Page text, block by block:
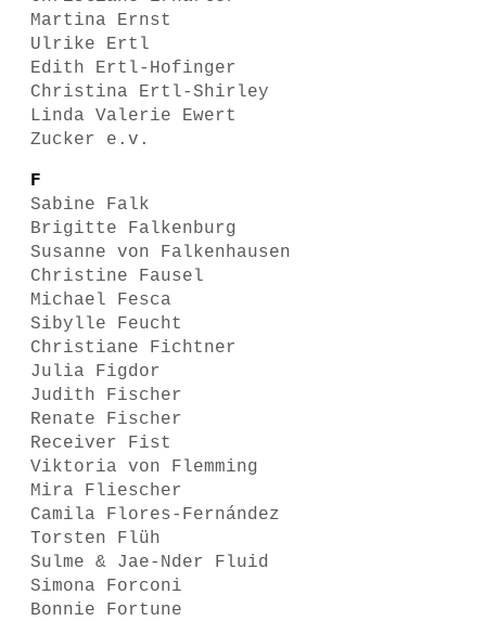
Martina Ernst
Ulrike Ertl
Edith Ertl-Hofinger
Christina Ertl-Shirley
Linda Valerie Ewert
Zucker e.v.
F
Sabine Falk
Brigitte Falkenburg
Susanne von Falkenhausen
Christine Fausel
Michael Fesca
Sibylle Feucht
Christiane Fichtner
Julia Figdor
Judith Fischer
Renate Fischer
Receiver Fist
Viktoria von Flemming
Mira Fliescher
Camila Flores-Fernández
Torsten Flüh
Sulme & Jae-Nder Fluid
Simona Forconi
Bonnie Fortune